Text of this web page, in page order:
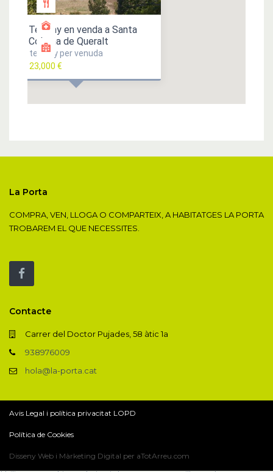
Terreny en venda a Santa
Coloma de Queralt
terreny per venuda
23,000 €
La Porta
COMPRA, VEN, LLOGA O COMPARTEIX, A HABITATGES LA PORTA
TROBAREM EL QUE NECESSITES.
Contacte
Carrer del Doctor Pujades, 58 àtic 1a
938976009
hola@la-porta.cat
Avis Legal i política privacitat LOPD
Política de Cookies
Disseny Web i Màrketing Digital per aTotArreu.com